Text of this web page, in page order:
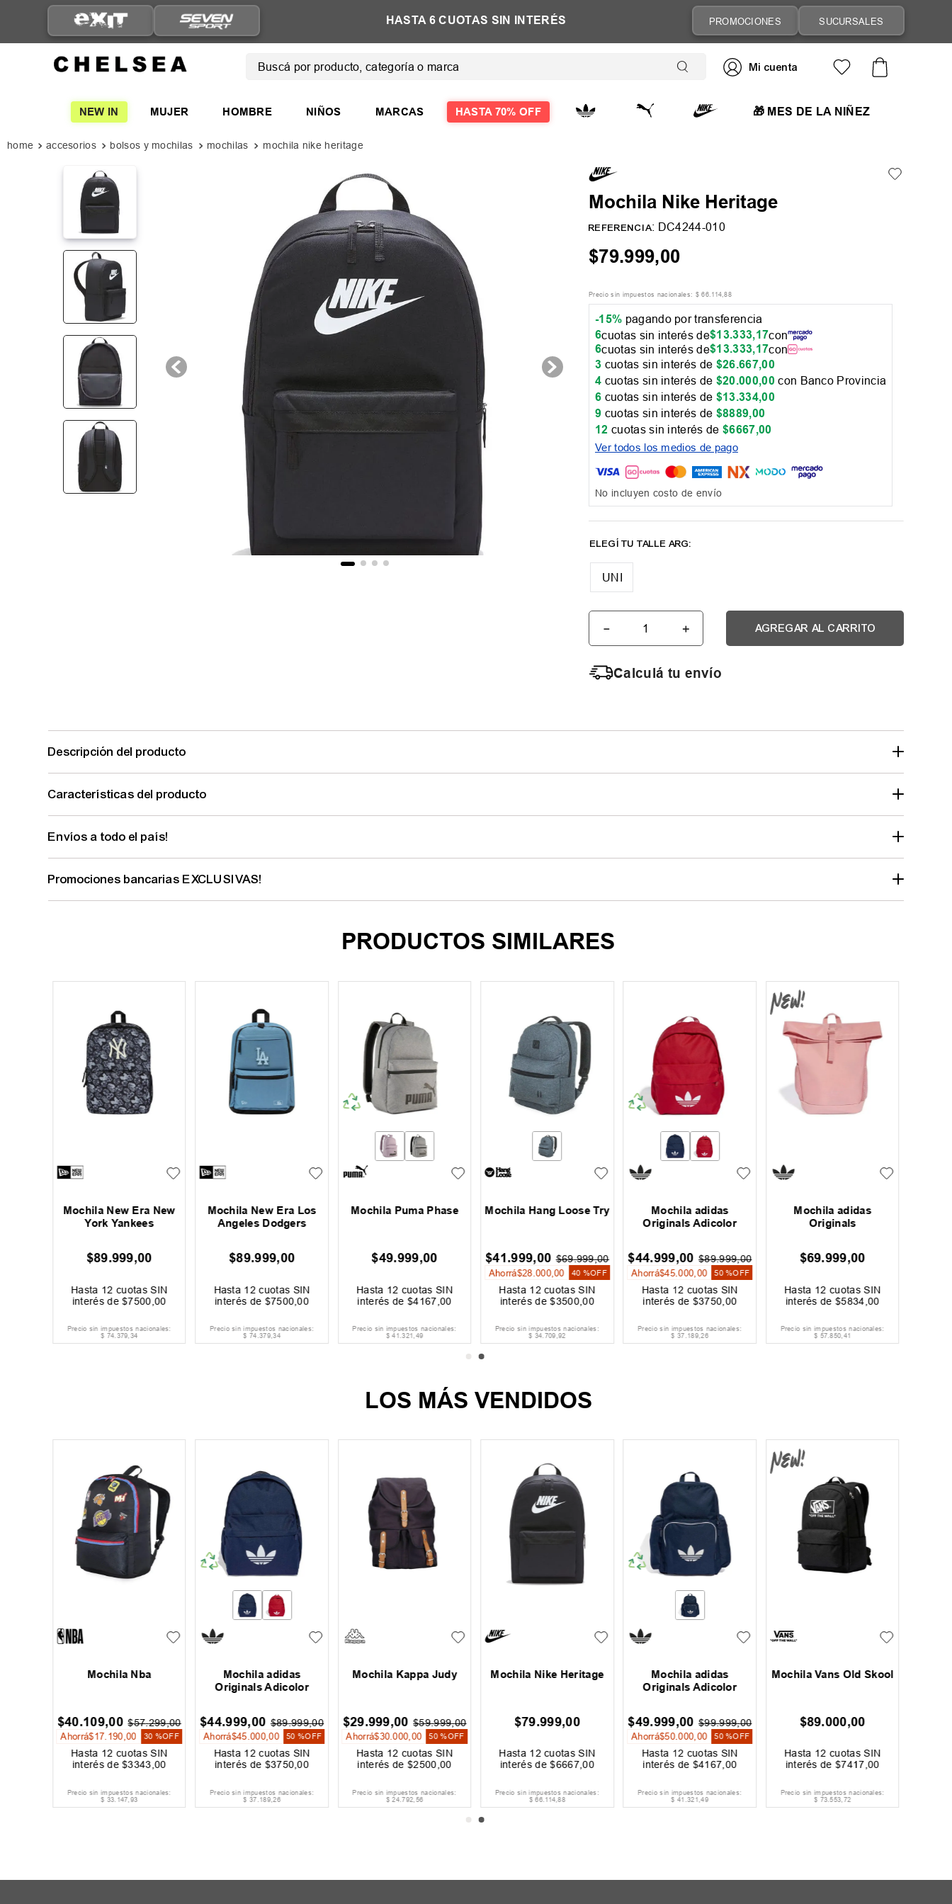
ENVÍO GRATIS A PARTIR DE
$149.999
HASTA 6 CUOTAS SIN INTERÉS PROMOCIONES SUCURSALES
NEW IN MUJER HOMBRE NIÑOS MARCAS HASTA 70% OFF 🎁 MES DE LA NIÑEZ
accesorios bolsos y mochilas mochilas mochila nike heritage
Mochila Nike Heritage
REFERENCIA: DC4244-010
$79.999,00
Precio sin impuestos nacionales: $ 66.114,88
-15% pagando por transferencia
6cuotas sin interés de$13.333,17con
6cuotas sin interés de$13.333,17con
3 cuotas sin interés de $26.667,00
4 cuotas sin interés de $20.000,00 con Banco Provincia
6 cuotas sin interés de $13.334,00
9 cuotas sin interés de $8889,00
12 cuotas sin interés de$6667,00
Ver todos los medios de pago
No incluyen costo de envío
UNI
＋
－ AGREGAR AL CARRITO
Calculá tu envío
Descripción del producto
Características del producto
Envíos a todo el país!
Promociones bancarias EXCLUSIVAS!
PRODUCTOS SIMILARES
Mochila New Era New
York Yankees
$89.999,00
Hasta 12 cuotas SIN
interés de$7500 ,00
Precio sin impuestos nacionales:
$ 74.379,34
Mochila New Era Los
Angeles Dodgers
$89.999,00
Hasta 12 cuotas SIN
interés de $7500 ,00
Precio sin impuestos nacionales:
$ 74.379,34
Mochila Puma Phase
$49.999,00
Hasta 12 cuotas SIN
interés de$4167 ,00
Precio sin impuestos nacionales:
$ 41 .321 ,49
Mochila Hang Loose Try
$41.999,00 $69.999,00
Ahorrá$28.000,00 40 %OFF
Hasta 12 cuotas SIN
interés de$3500 ,00
Precio sin impuestos nacionales:
$ 34.709,92
Mochila adidas
Originals Adicolor
$44.999,00 $89.999,00
Ahorrá$45.000, 00 50 %OFF
Hasta 12 cuotas SIN
interés de $3750 00
Precio sin impuestos nacionales:
$ 37.189,26
Mochila adidas
Originals
$69.999,00
Hasta 12 cuotas SIN
interés de$5834 ,00
Precio sin impuestos nacionales:
$ 57.850,41
LOS MÁS VENDIDOS
Mochila Nba
$40.109,00 $57.299,00
Ahorrá$17.190,00 30 %OFF
Hasta 12 cuotas SIN
interés de$3343,00
Precio sin impuestos nacionales:
$ 33. 147,93
Mochila adidas
Originals Adicolor
$44.999,00 $89.999,00
Ahorrá$45.000,00 50 %OFF
Hasta 12 cuotas SIN
interés de $3750,00
Precio sin impuestos nacionales:
$ 37.189,26
Mochila Kappa Judy
$29.999,00 $59.999,00
Ahorrá$30.000,00 50 %OFF
Hasta 12 cuotas SIN
interés de$2500,00
Precio sin impuestos nacionales:
$ 24.792,56
Mochila Nike Heritage
$79.999,00
Hasta 12 cuotas SIN
interés de$6667,00
Precio sin impuestos nacionales:
$ 66.114,88
Mochila adidas
Originals Adicolor
$49.999,00 $99.999,00
Ahorrá$50.000,00 50 %OFF
Hasta 12 cuotas SIN
interés de $4167,00
Precio sin impuestos nacionales:
$ 41 .321,49
Mochila Vans Old Skool
$89.000,00
Hasta 12 cuotas SIN
interés de$7417,00
Precio sin impuestos nacionales:
$ 73.553,72
2.
nike
zapatillas mujer